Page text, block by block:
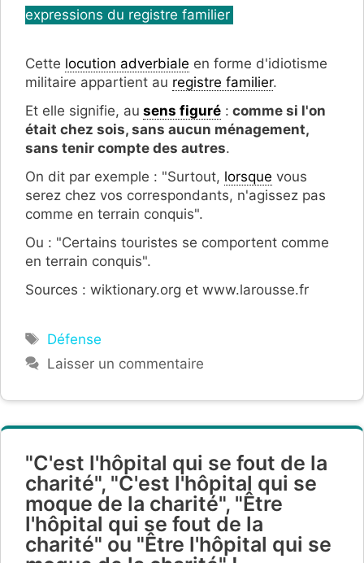
expressions du registre familier
Cette locution adverbiale en forme d'idiotisme
militaire appartient au registre familier.
Et elle signifie, au sens figuré : comme si l'on
était chez sois, sans aucun ménagement,
sans tenir compte des autres.
On dit par exemple : "Surtout, lorsque vous
serez chez vos correspondants, n'agissez pas
comme en terrain conquis".
Ou : "Certains touristes se comportent comme
en terrain conquis".
Sources : wiktionary.org et www.larousse.fr
Étiquettes
Défense
Laisser un commentaire
"C'est l'hôpital qui se fout de la
charité", "C'est l'hôpital qui se
moque de la charité", "Être
l'hôpital qui se fout de la
charité" ou "Être l'hôpital qui se